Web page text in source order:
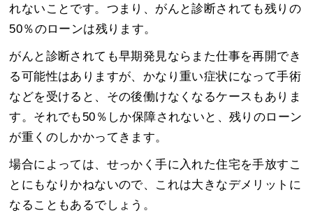
れないことです。つまり、がんと診断されても残りの
50％のローンは残ります。
がんと診断されても早期発見ならまた仕事を再開でき
る可能性はありますが、かなり重い症状になって手術
などを受けると、その後働けなくなるケースもありま
す。それでも50％しか保障されないと、残りのローン
が重くのしかかってきます。
場合によっては、せっかく手に入れた住宅を手放すこ
とにもなりかねないので、これは大きなデメリットに
なることもあるでしょう。